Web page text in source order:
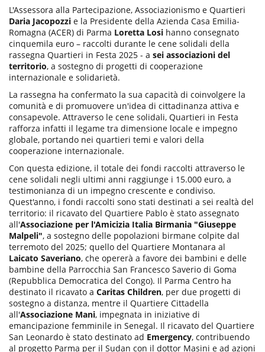
t
a
d
i
P
u
b
l
i
c
a
z
i
o
n
e
L'Assessora alla Partecipazione, Associazionismo e Quartieri
Daria Jacopozzi e la Presidente della Azienda Casa Emilia-
Romagna (ACER) di Parma Loretta Losi hanno consegnato
cinquemila euro – raccolti durante le cene solidali della
rassegna Quartieri in Festa 2025 - a sei associazioni del
territorio, a sostegno di progetti di cooperazione
internazionale e solidarietà.
La rassegna ha confermato la sua capacità di coinvolgere la
comunità e di promuovere un'idea di cittadinanza attiva e
consapevole. Attraverso le cene solidali, Quartieri in Festa
rafforza infatti il legame tra dimensione locale e impegno
globale, portando nei quartieri temi e valori della
cooperazione internazionale.
Con questa edizione, il totale dei fondi raccolti attraverso le
cene solidali negli ultimi anni raggiunge i 15.000 euro, a
testimonianza di un impegno crescente e condiviso.
Quest'anno, i fondi raccolti sono stati destinati a sei realtà del
territorio: il ricavato del Quartiere Pablo è stato assegnato
all'Associazione per l'Amicizia Italia Birmania "Giuseppe
Malpeli", a sostegno delle popolazioni birmane colpite dal
terremoto del 2025; quello del Quartiere Montanara al
Laicato Saveriano, che opererà a favore dei bambini e delle
bambine della Parrocchia San Francesco Saverio di Goma
(Repubblica Democratica del Congo). Il Parma Centro ha
destinato il ricavato a Caritas Children, per due progetti di
sostegno a distanza, mentre il Quartiere Cittadella
all'Associazione Mani, impegnata in iniziative di
emancipazione femminile in Senegal. Il ricavato del Quartiere
San Leonardo è stato destinato ad Emergency, contribuendo
al progetto Parma per il Sudan con il dottor Masini e ad azioni